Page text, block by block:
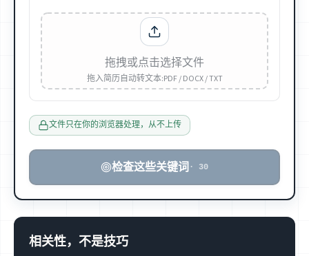
拖拽或点击选择文件
拖入简历自动转文本:PDF / DOCX / TXT
文件只在你的浏览器处理，从不上传
检查这些关键词 · 30
相关性，不是技巧